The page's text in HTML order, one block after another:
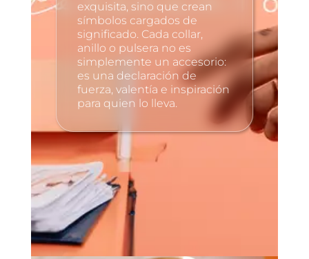
exquisita, sino que crean
símbolos cargados de
significado. Cada collar,
anillo o pulsera no es
simplemente un accesorio:
es una declaración de
fuerza, valentía e inspiración
para quien lo lleva.